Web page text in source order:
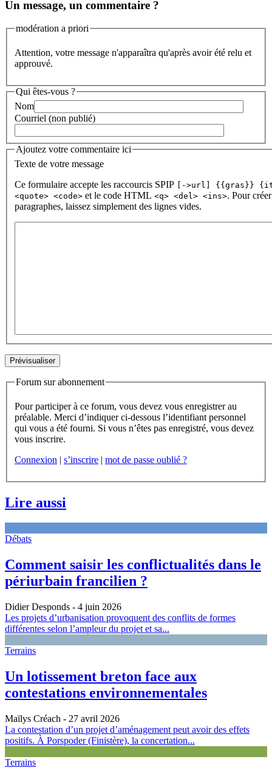
Un message, un commentaire ?
modération a priori
Attention, votre message n'apparaîtra qu'après avoir été relu et
approuvé.
Qui êtes-vous ?
Nom
Courriel (non publié)
Ajoutez votre commentaire ici
Texte de votre message
Ce formulaire accepte les raccourcis SPIP
[->url] {{gras}}
<quote> <code> et le code HTML <q> <del> <ins>. Pour
paragraphes, laissez simplement des lignes vides.
Forum sur abonnement
Pour participer à ce forum, vous devez vous enregistrer au
préalable. Merci d’indiquer ci-dessous l’identifiant personnel
qui vous a été fourni. Si vous n’êtes pas enregistré, vous devez
vous inscrire.
Connexion | s’inscrire | mot de passe oublié ?
Lire aussi
Débats
Comment saisir les conflictualités dans le
périurbain francilien ?
Didier Desponds - 4 juin 2026
Les projets d’urbanisation provoquent des conflits de formes
différentes selon l’ampleur du projet et sa...
Terrains
Un lotissement breton face aux
contestations environnementales
Maïlys Créach - 27 avril 2026
La contestation d’un projet d’aménagement peut avoir des effets
positifs. À Porspoder (Finistère), la concertation...
Terrains